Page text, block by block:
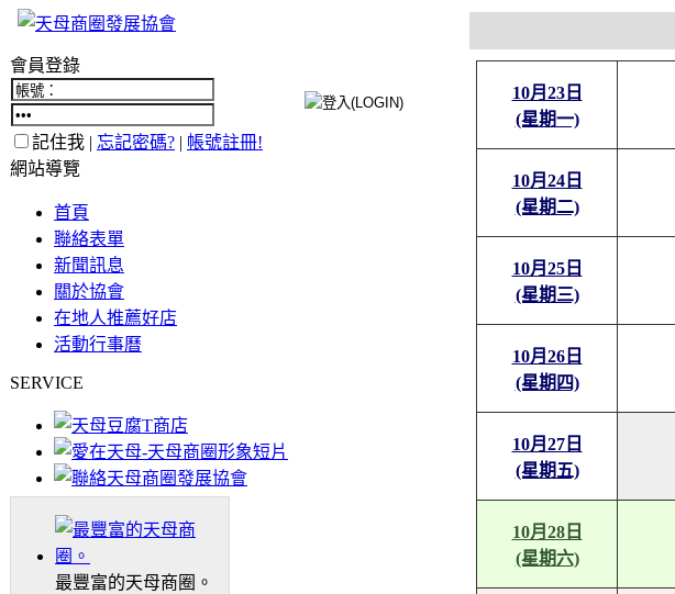
會員登錄
記住我 | 忘記密碼? | 帳號註冊!
網站導覽
首頁
聯絡表單
新聞訊息
關於協會
在地人推薦好店
活動行事曆
SERVICE
最豐富的天母商圈。
10月23日
(星期一)
10月24日
(星期二)
10月25日
(星期三)
10月26日
(星期四)
10月27日
(星期五)
10月28日
(星期六)